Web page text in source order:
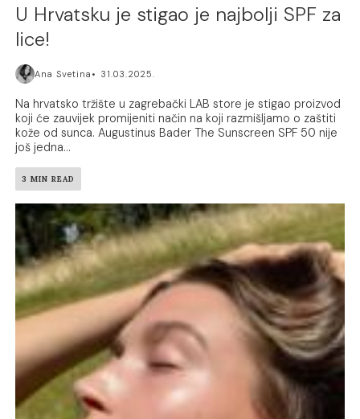
U Hrvatsku je stigao je najbolji SPF za
lice!
Ana Svetina 31.03.2025.
Na hrvatsko tržište u zagrebački LAB store je stigao proizvod
koji će zauvijek promijeniti način na koji razmišljamo o zaštiti
kože od sunca. Augustinus Bader The Sunscreen SPF 50 nije
još jedna...
3 MIN READ